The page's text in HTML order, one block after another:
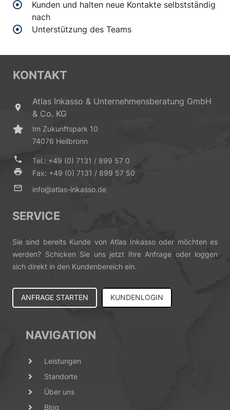
Kunden und halten neue Kontakte selbstständig
nach
Unterstützung des Teams
KONTAKT
place
Atlas Inkasso & Unternehmensberatung GmbH
& Co. KG
Im Zukunftspark 10
74076 Heilbronn
phone Tel.: +49 (0) 7131 / 899 57 0
print Fax: +49 (0) 7131 / 899 57 50
mail_outline info@atlas-inkasso.de
SERVICE
Sie sind bereits Kunde von Atlas Inkasso oder möchten es
werden? Schicken Sie uns jetzt Ihre Anfrage oder loggen
sich direkt in den Kundenbereich ein.
ANFRAGE STARTEN KUNDENLOGIN
NAVIGATION
Leistungen
Standorte
Über uns
Blog